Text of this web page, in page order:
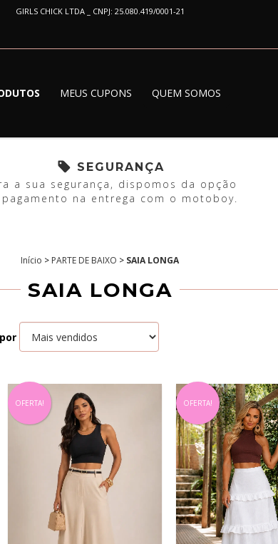
GIRLS CHICK LTDA _ CNPJ: 25.080.419/0001-21
MEUS CUPONS QUEM SOMOS
SEGURANÇA
a sua segurança, dispomos da opção
na entrega com o motoboy.
Início > PARTE DE BAIXO > SAIA LONGA
SAIA LONGA
OFERTA! OFERTA!